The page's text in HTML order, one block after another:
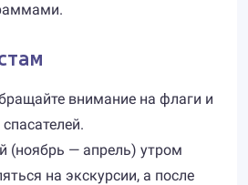
внимание на флаги и
(ноябрь — апрель) утром
на экскурсии, а после